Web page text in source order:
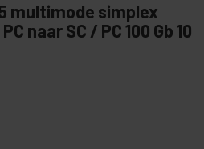
multimode simplex
naar SC / PC 100 Gb 10